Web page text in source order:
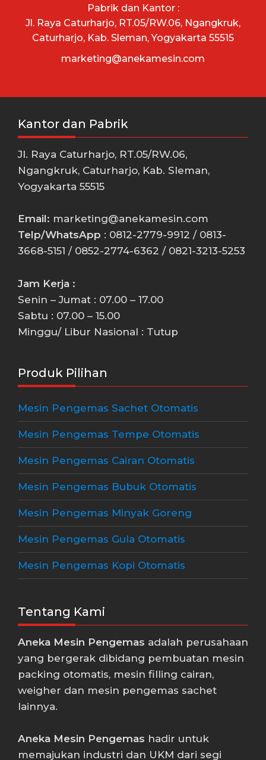
Pabrik dan Kantor :
Jl. Raya Caturharjo, RT.05/RW.06, Ngangkruk,
Caturharjo, Kab. Sleman, Yogyakarta 55515
marketing@anekamesin.com
Kantor dan Pabrik
Jl. Raya Caturharjo, RT.05/RW.06,
Ngangkruk, Caturharjo, Kab. Sleman,
Yogyakarta 55515
Email: marketing@anekamesin.com
Telp/WhatsApp : 0812-2779-9912 / 0813-
3668-5151 / 0852-2774-6362 / 0821-3213-5253
Jam Kerja :
Senin – Jumat : 07.00 – 17.00
Sabtu : 07.00 – 15.00
Minggu/ Libur Nasional : Tutup
Produk Pilihan
Mesin Pengemas Sachet Otomatis
Mesin Pengemas Tempe Otomatis
Mesin Pengemas Cairan Otomatis
Mesin Pengemas Bubuk Otomatis
Mesin Pengemas Minyak Goreng
Mesin Pengemas Gula Otomatis
Mesin Pengemas Kopi Otomatis
Tentang Kami
Aneka Mesin Pengemas adalah perusahaan
yang bergerak dibidang pembuatan mesin
packing otomatis, mesin filling cairan,
weigher dan mesin pengemas sachet
lainnya.
Aneka Mesin Pengemas hadir untuk
memajukan industri dan UKM dari segi